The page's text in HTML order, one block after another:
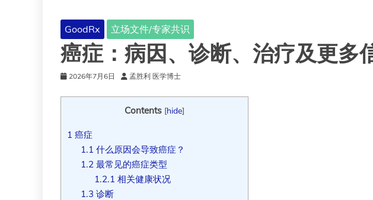
GoodRx 立场文件/专家共识
癌症：病因、诊断、治疗及更多
2026年7月6日 孟胜利 医学博士
Contents [hide]
1 癌症
1.1 什么原因会导致癌症？
1.2 最常见的癌症类型
1.2.1 相关健康状况
1.3 诊断